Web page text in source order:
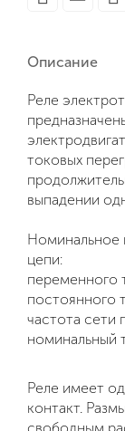
Описание
Реле
токовых
выпадении
Номинальное
цепи:
переменного
постоянного
частота сети
номинальный
Реле имеет
контакт.